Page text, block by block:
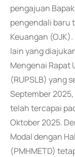
pengajuan
pengendali baru
Keuangan
lain yang
Mengenai Rapat
(RUPSLB) yang
September
telah tercapai
Oktober 2025.
Modal dengan
(PMHMETD)